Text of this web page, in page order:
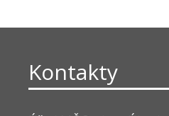
Kontakty